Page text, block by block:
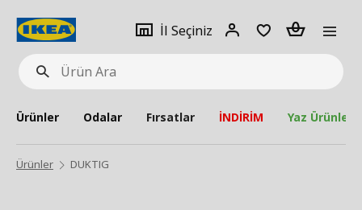
Ürün
Ara
İl Seçiniz
Giriş
Adet
Ürünler Odalar Fırsatlar İNDİRİM Yaz Ürünleri
Ürünler DUKTIG